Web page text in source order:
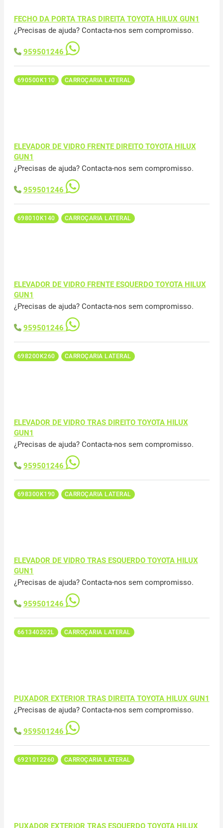
FECHO DA PORTA TRAS DIREITA TOYOTA HILUX GUN1
¿Precisas de ajuda? Contacta-nos sem compromisso.
959501246
690500K110 CARROÇARIA LATERAL
ELEVADOR DE VIDRO FRENTE DIREITO TOYOTA HILUX
GUN1
¿Precisas de ajuda? Contacta-nos sem compromisso.
959501246
698010K140 CARROÇARIA LATERAL
ELEVADOR DE VIDRO FRENTE ESQUERDO TOYOTA HILUX
GUN1
¿Precisas de ajuda? Contacta-nos sem compromisso.
959501246
698200K260 CARROÇARIA LATERAL
ELEVADOR DE VIDRO TRAS DIREITO TOYOTA HILUX
GUN1
¿Precisas de ajuda? Contacta-nos sem compromisso.
959501246
698300K190 CARROÇARIA LATERAL
ELEVADOR DE VIDRO TRAS ESQUERDO TOYOTA HILUX
GUN1
¿Precisas de ajuda? Contacta-nos sem compromisso.
959501246
661340202L CARROÇARIA LATERAL
PUXADOR EXTERIOR TRAS DIREITA TOYOTA HILUX GUN1
¿Precisas de ajuda? Contacta-nos sem compromisso.
959501246
6921012260 CARROÇARIA LATERAL
PUXADOR EXTERIOR TRAS ESQUERDO TOYOTA HILUX